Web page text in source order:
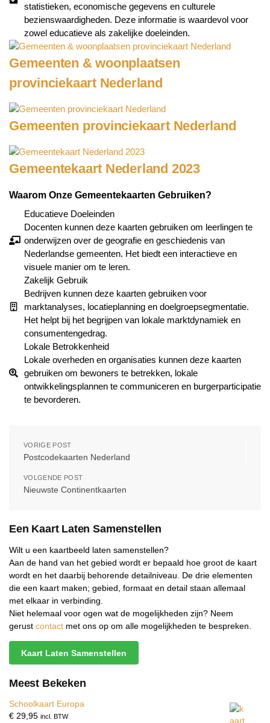
statistieken, economische gegevens en culturele
bezienswaardigheden. Deze informatie is waardevol voor
zowel educatieve als zakelijke doeleinden.
Gemeenten & woonplaatsen
provinciekaart Nederland
Gemeenten provinciekaart Nederland
Gemeentekaart Nederland 2023
Waarom Onze Gemeentekaarten Gebruiken?
Educatieve Doeleinden
Docenten kunnen deze kaarten gebruiken om leerlingen te
onderwijzen over de geografie en geschiedenis van
Nederlandse gemeenten. Het biedt een interactieve en
visuele manier om te leren.
Zakelijk Gebruik
Bedrijven kunnen deze kaarten gebruiken voor
marktanalyses, locatieplanning en doelgroepsegmentatie.
Het helpt bij het begrijpen van lokale marktdynamiek en
consumentengedrag.
Lokale Betrokkenheid
Lokale overheden en organisaties kunnen deze kaarten
gebruiken om bewoners te betrekken, lokale
ontwikkelingsplannen te communiceren en burgerparticipatie
te bevorderen.
VORIGE POST
Postcodekaarten Nederland
VOLGENDE POST
Nieuwste Continentkaarten
Een Kaart Laten Samenstellen
Wilt u een kaartbeeld laten samenstellen?
Aan de hand van het gebied wordt er bepaald hoe groot de kaart
wordt en het daarbij behorende detailniveau. De drie elementen
die een kaart maken; gebied, formaat en detail staan allemaal
met elkaar in verbinding.
Niet helemaal voor ogen wat de mogelijkheden zijn? Neem
gerust contact met ons op om alle mogelijkheden te bespreken.
Kaart Laten Samenstellen
Meest Bekeken
Schoolkaart Europa
€ 29,95 incl. BTW